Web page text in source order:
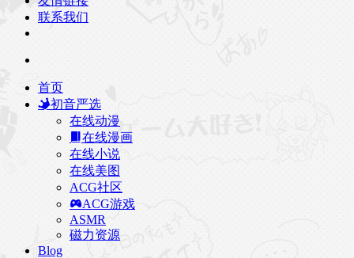
联系我们
首页
初音严选
在线动漫
在线漫画
在线小说
在线美图
ACG社区
ACG游戏
ASMR
磁力资源
Blog